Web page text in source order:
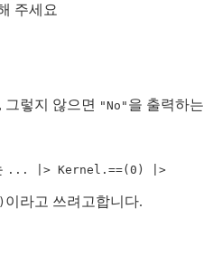
주세요
, 그렇지 않으면 "No" 을 출력하는
... |> Kernel.==(0) |>
이라고 쓰려고합니다.